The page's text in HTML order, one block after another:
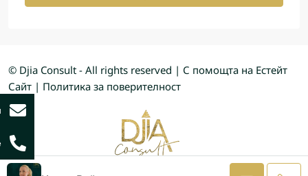
© Djia Consult - All rights reserved | С помощта на Естейт
Сайт | Политика за поверителност